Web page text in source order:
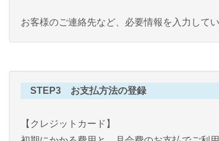
お客様のご連絡先など、必要情報を入力してい
STEP3 お支払方法の登録
【クレジットカード】